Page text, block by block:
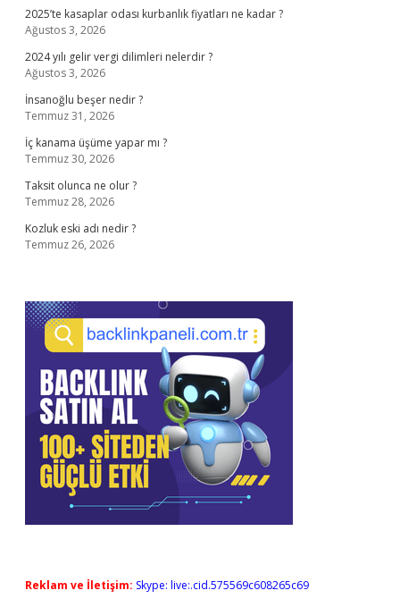
2025’te kasaplar odası kurbanlık fiyatları ne kadar ?
Ağustos 3, 2026
2024 yılı gelir vergi dilimleri nelerdir ?
Ağustos 3, 2026
İnsanoğlu beşer nedir ?
Temmuz 31, 2026
İç kanama üşüme yapar mı ?
Temmuz 30, 2026
Taksit olunca ne olur ?
Temmuz 28, 2026
Kozluk eski adı nedir ?
Temmuz 26, 2026
Reklam ve İletişim: Skype: live:.cid.575569c608265c69